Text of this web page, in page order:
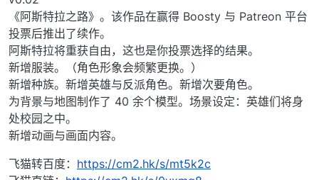
《阿斯特拉之路》。该作品在赢得 Boosty 与 Patreon 平台
投票后推出了续作。
阿斯特拉将重获自由，这也是你投票选择的结果。
新增服装。（角色形象会频繁更换。）
新增种族。新增英雄与反派角色。新增次要角色。
为背景与地图制作了 40 余个模型。场景设定：英雄们将身
处校园之中。
新增动画与画面内容。
飞猫转百度： https://cm2.hk/s/mt5k2c